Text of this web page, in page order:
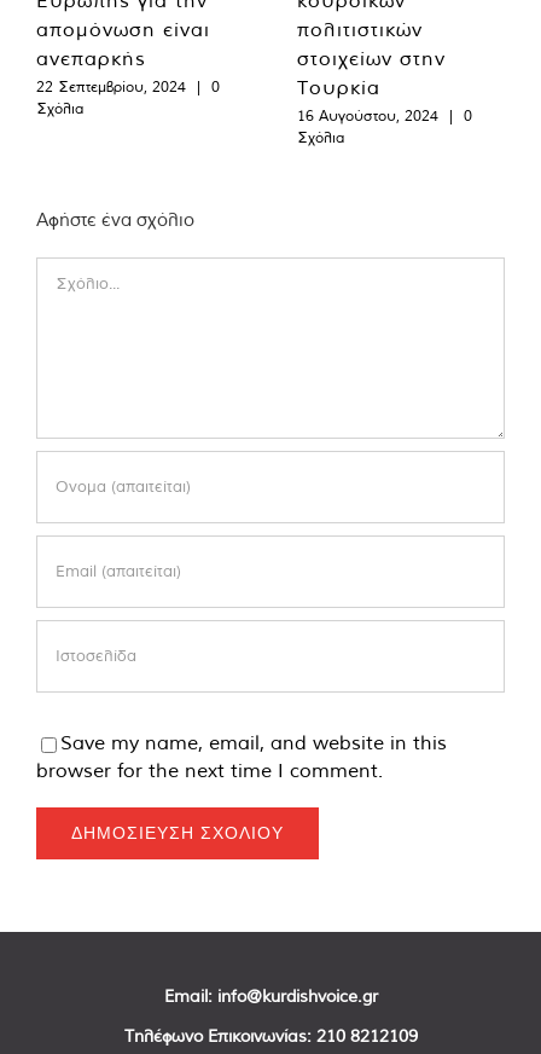
απομόνωση είναι
ανεπαρκής
22 Σεπτεμβρίου, 2024 |
0
Σχόλια
πολιτιστικών
στοιχείων στην
Τουρκία
16 Αυγούστου, 2024 |
0
Σχόλια
Αφήστε ένα σχόλιο
Save my name, email, and website in this
browser for the next time I comment.
Email: info@kurdishvoice.gr
Τηλέφωνο Επικοινωνίας: 210 8212109